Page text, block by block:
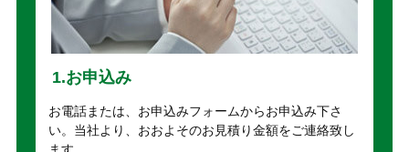
1.お申込み
お電話または、お申込みフォームからお申込み下さ
い。当社より、おおよそのお見積り金額をご連絡致し
ます。